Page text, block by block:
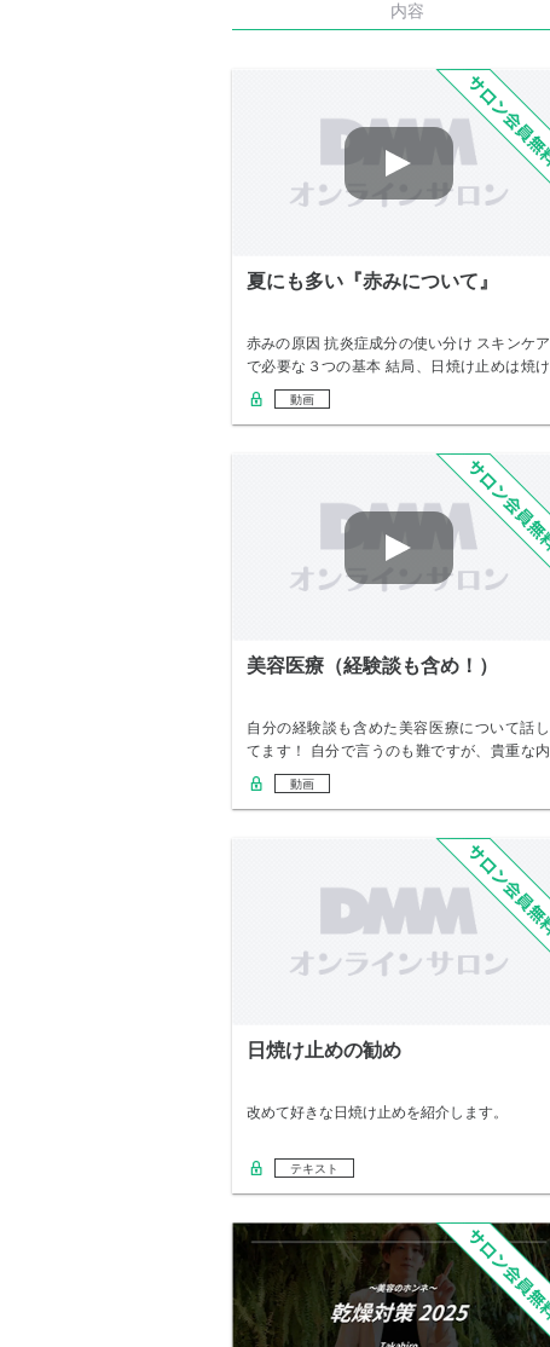
内容
夏にも多い『赤みについて』
赤みの原因 抗炎症成分の使い分け スキンケア
で必要な３つの基本 結局、日焼け止めは焼け
にく…
動画
美容医療（経験談も含め！）
自分の経験談も含めた美容医療について話し
てます！ 自分で言うのも難ですが、貴重な内
容となっ…
動画
日焼け止めの勧め
改めて好きな日焼け止めを紹介します。
テキスト